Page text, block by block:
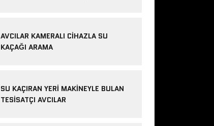
AVCILAR KAMERALI CIHAZLA SU
KAÇAĞI ARAMA
SU KAÇIRAN YERI MAKINEYLE BULAN
TESISATÇI AVCILAR